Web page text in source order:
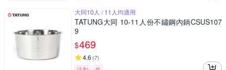
大同10人 / 11人均適用
TATUNG大同 10-11人份不鏽鋼內鍋CSUS107
9
$469
4.6 (7)